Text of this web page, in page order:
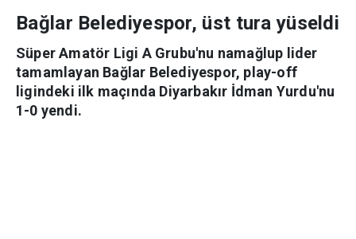
Bağlar Belediyespor, üst tura yüseldi
Süper Amatör Ligi A Grubu'nu namağlup lider
tamamlayan Bağlar Belediyespor, play-off
ligindeki ilk maçında Diyarbakır İdman Yurdu'nu
1-0 yendi.